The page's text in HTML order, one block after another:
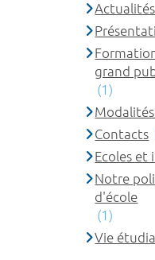
Actualités
grand
(1)
Contacts
Ecoles et
Notre
d'école
(1)
Vie